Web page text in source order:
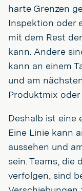
harte Grenzen
Inspektion oder
mit dem Rest
kann. Andere
kann an einem
und am
Produktmix
Deshalb ist eine
Eine Linie kann
aussehen und
sein. Teams, die
verfolgen, sind